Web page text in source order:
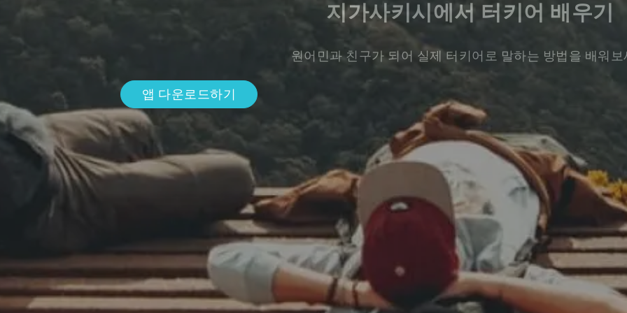
지가사키시에서 터키어 배우기
원어민과 친구가 되어 실제 터키어로 말하는 방법을 배워보
앱 다운로드하기